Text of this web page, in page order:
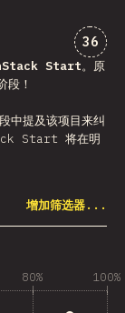
对“其
36
Start。原
段！
中提及该项目来纠
Start 将在明
增加筛选器...
80% 100%